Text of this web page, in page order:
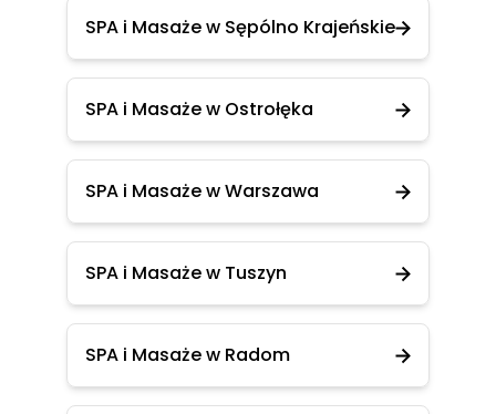
SPA i Masaże w Sępólno Krajeńskie
SPA i Masaże w Ostrołęka
SPA i Masaże w Warszawa
SPA i Masaże w Tuszyn
SPA i Masaże w Radom